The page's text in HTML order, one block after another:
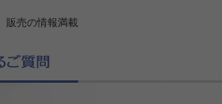
販売の情報満載